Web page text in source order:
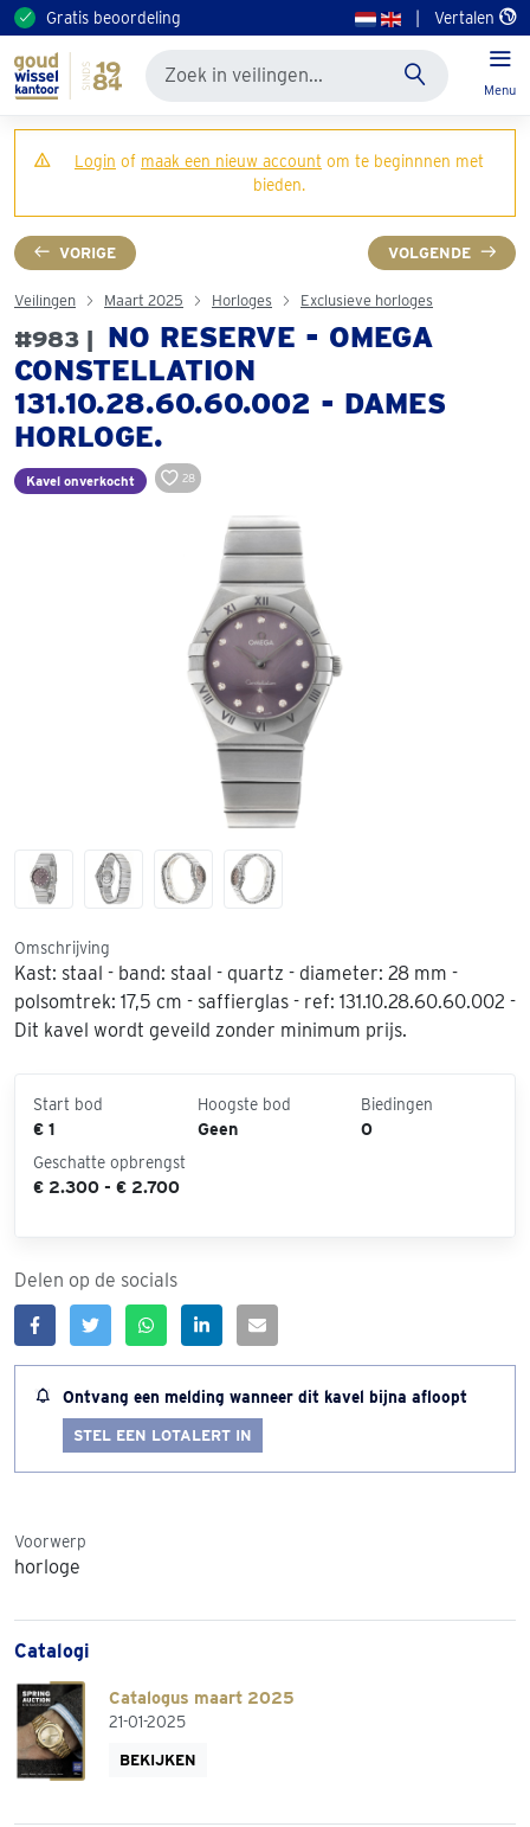
Gratis beoordeling Vertalen
Menu
Login of maak een nieuw account om te beginnnen met
bieden.
VORIGE VOLGENDE
Veilingen Maart 2025 Horloges Exclusieve horloges
#983 |
NO RESERVE - OMEGA
CONSTELLATION
131.10.28.60.60.002 - DAMES
HORLOGE.
Kavel onverkocht 28
Omschrijving
Kast: staal - band: staal - quartz - diameter: 28 mm -
polsomtrek: 17,5 cm - saffierglas - ref: 131.10.28.60.60.002 -
Dit kavel wordt geveild zonder minimum prijs.
Start bod
€ 1
Hoogste bod
Geen
Biedingen
0
Geschatte opbrengst
€ 2.300 - € 2.700
Delen op de socials
Ontvang een melding wanneer dit kavel bijna afloopt
STEL EEN LOTALERT IN
Voorwerp
horloge
Catalogi
Catalogus maart 2025
21-01-2025
BEKIJKEN